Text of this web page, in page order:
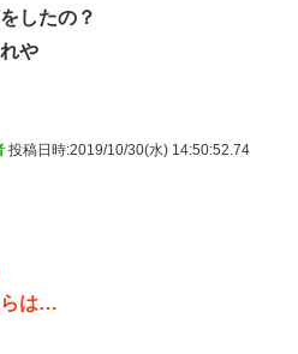
したの？
や
投稿日時:2019/10/30(水) 14:50:52.74
らは…